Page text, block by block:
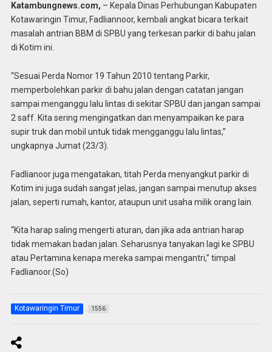
Katambungnews.com, – Kepala Dinas Perhubungan Kabupaten
Kotawaringin Timur, Fadliannoor, kembali angkat bicara terkait
masalah antrian BBM di SPBU yang terkesan parkir di bahu jalan
di Kotim ini.
“Sesuai Perda Nomor 19 Tahun 2010 tentang Parkir,
memperbolehkan parkir di bahu jalan dengan catatan jangan
sampai menganggu lalu lintas di sekitar SPBU dan jangan sampai
2 saff. Kita sering mengingatkan dan menyampaikan ke para
supir truk dan mobil untuk tidak mengganggu lalu lintas,”
ungkapnya Jumat (23/3).
Fadlianoor juga mengatakan, titah Perda menyangkut parkir di
Kotim ini juga sudah sangat jelas, jangan sampai menutup akses
jalan, seperti rumah, kantor, ataupun unit usaha milik orang lain.
“Kita harap saling mengerti aturan, dan jika ada antrian harap
tidak memakan badan jalan. Seharusnya tanyakan lagi ke SPBU
atau Pertamina kenapa mereka sampai mengantri,” timpal
Fadlianoor.(So)
Kotawaringin Timur 1556